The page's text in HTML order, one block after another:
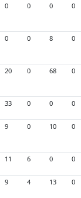
0 0 0 0
0 0 8 0
20 0 68 0
33 0 0 0
9 0 10 0
11 6 0 0
9 4 13 0